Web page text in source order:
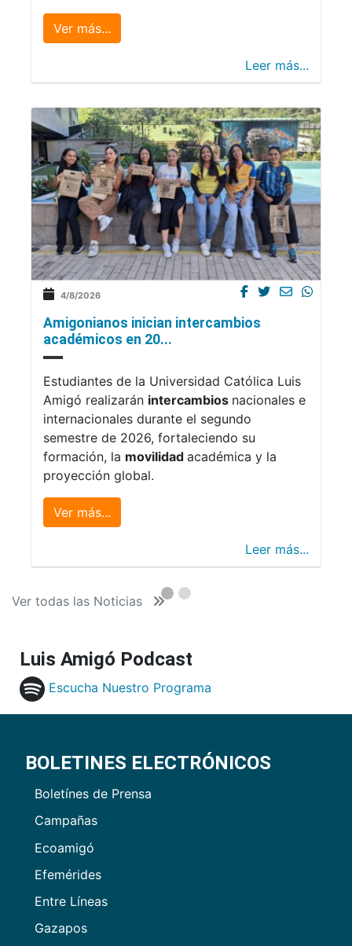
Ver más...
Leer más...
4/8/2026
Amigonianos inician intercambios
académicos en 20...
Estudiantes de la Universidad Católica Luis
Amigó realizarán intercambios nacionales e
internacionales durante el segundo
semestre de 2026, fortaleciendo su
formación, la movilidad académica y la
proyección global.
Ver más...
Leer más...
Ver todas las Noticias
Luis Amigó Podcast
Escucha Nuestro Programa
BOLETINES ELECTRÓNICOS
Boletínes de Prensa
Campañas
Ecoamigó
Efemérides
Entre Líneas
Gazapos